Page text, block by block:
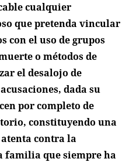
cualquier
que pretenda vincular
con el uso de grupos
o métodos de
el desalojo de
dada su
por completo de
constituyendo una
contra la
familia que siempre ha